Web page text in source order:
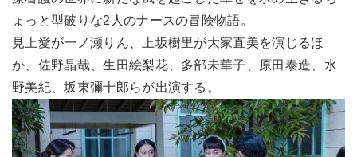
ょっと型破りな2人のナースの冒険物語。
見上愛が一ノ瀬りん、上坂樹里が大家直美を演じるほ
か、佐野晶哉、生田絵梨花、多部未華子、原田泰造、水
野美紀、坂東彌十郎らが出演する。